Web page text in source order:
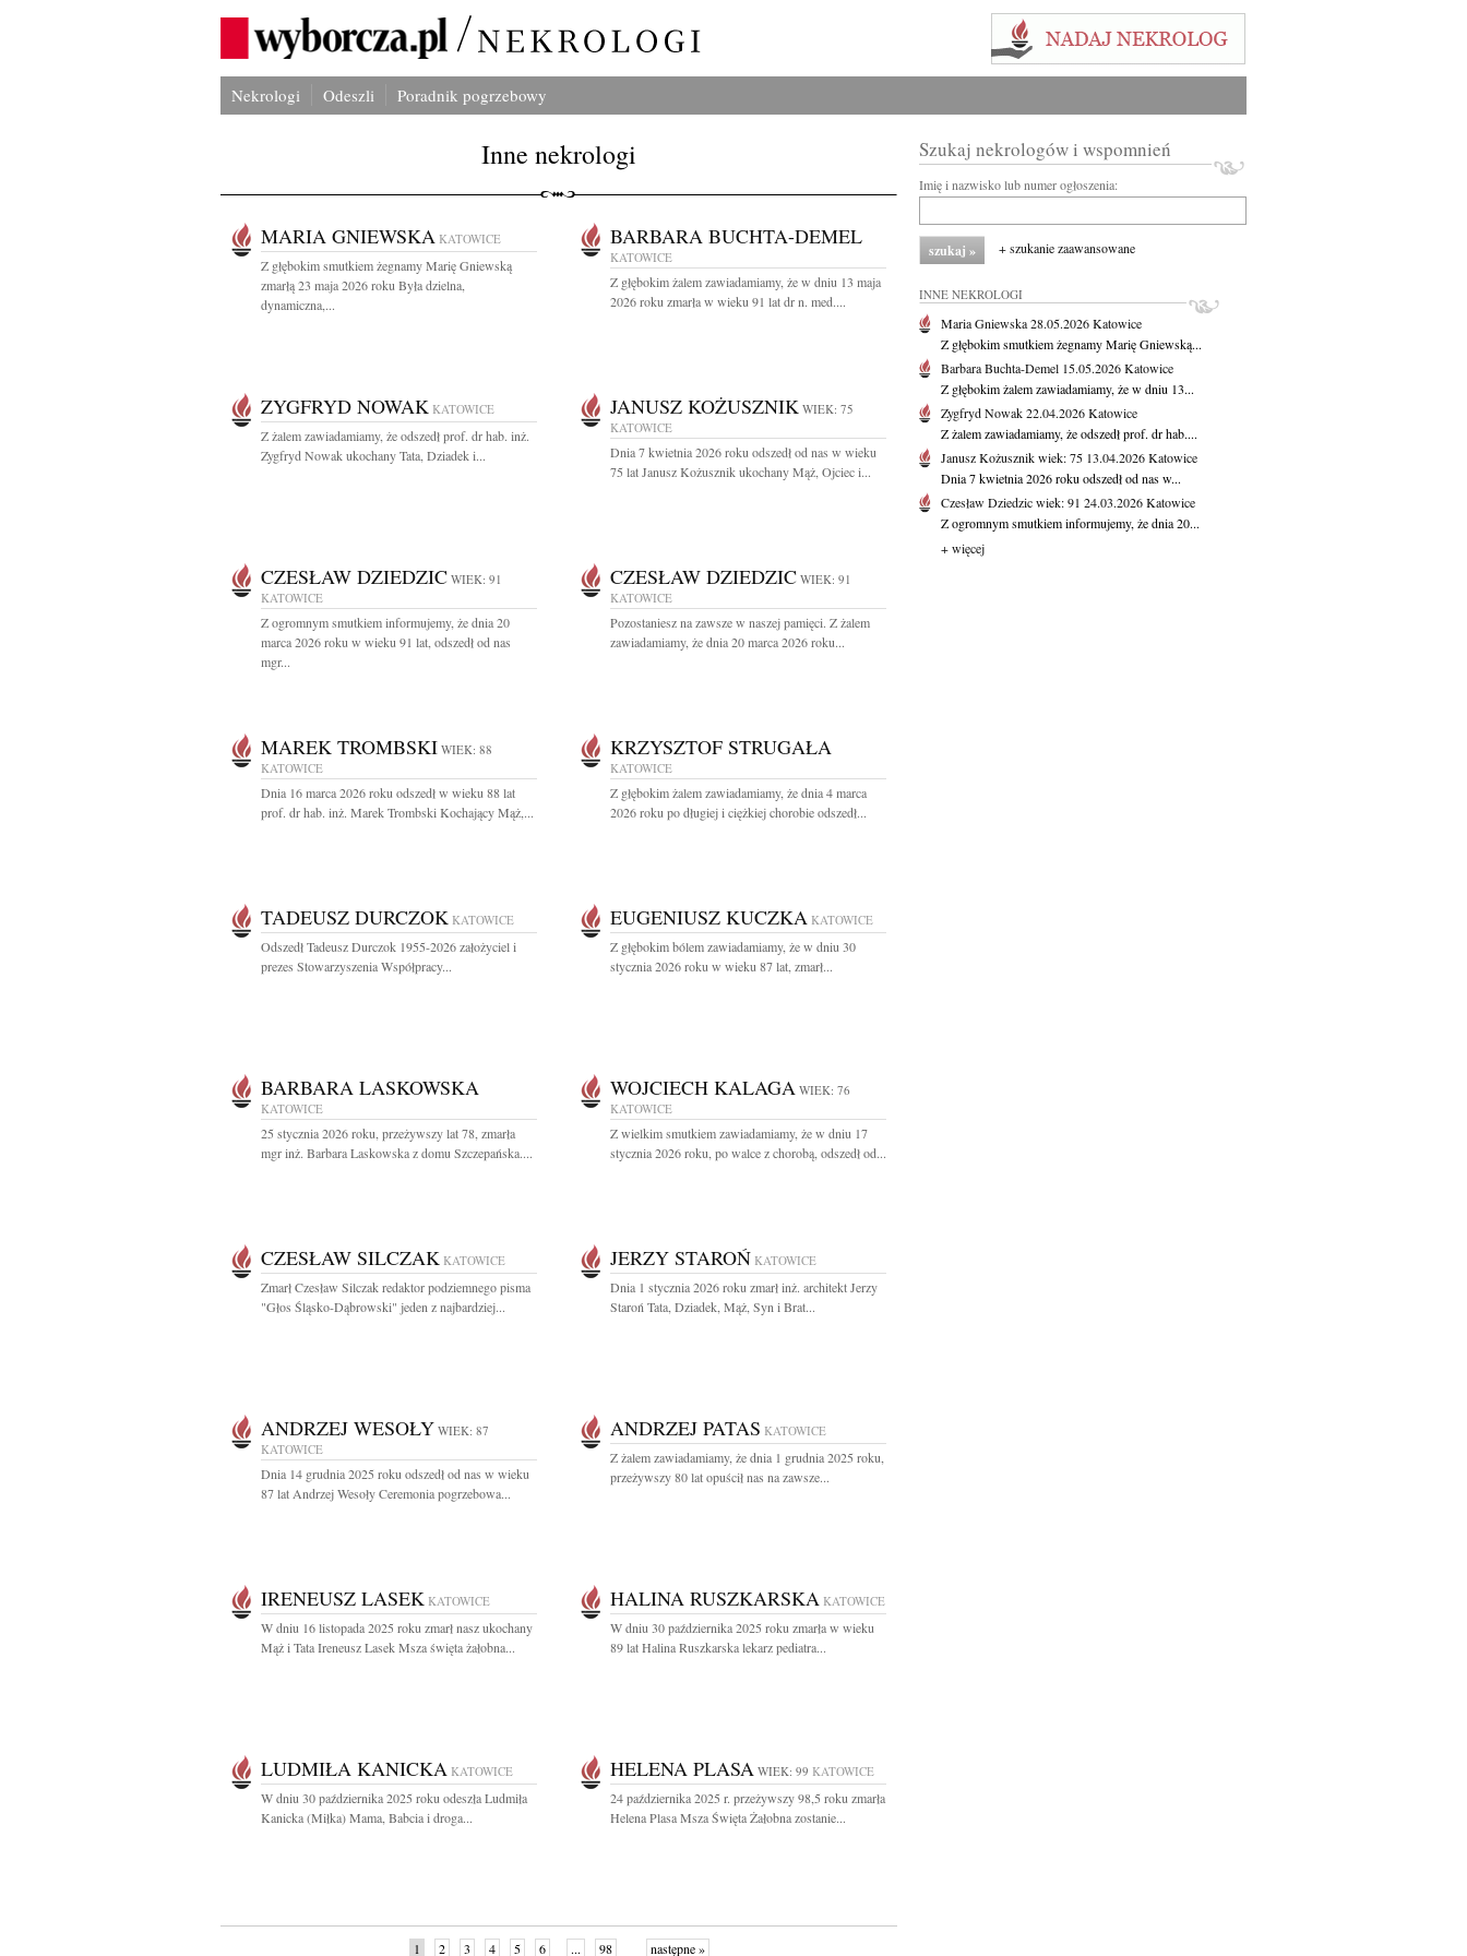
Nekrologi Odeszli Poradnik pogrzebowy
Inne nekrologi
MARIA GNIEWSKA KATOWICE
Z głębokim smutkiem żegnamy Marię Gniewską
zmarłą 23 maja 2026 roku Była dzielna,
dynamiczna,...
BARBARA BUCHTA-DEMEL
KATOWICE
Z głębokim żalem zawiadamiamy, że w dniu 13 maja
2026 roku zmarła w wieku 91 lat dr n. med....
ZYGFRYD NOWAK KATOWICE
Z żalem zawiadamiamy, że odszedł prof. dr hab. inż.
Zygfryd Nowak ukochany Tata, Dziadek i...
JANUSZ KOŻUSZNIK WIEK: 75
KATOWICE
Dnia 7 kwietnia 2026 roku odszedł od nas w wieku
75 lat Janusz Kożusznik ukochany Mąż, Ojciec i...
CZESŁAW DZIEDZIC WIEK: 91
KATOWICE
Z ogromnym smutkiem informujemy, że dnia 20
marca 2026 roku w wieku 91 lat, odszedł od nas
mgr...
CZESŁAW DZIEDZIC WIEK: 91
KATOWICE
Pozostaniesz na zawsze w naszej pamięci. Z żalem
zawiadamiamy, że dnia 20 marca 2026 roku...
MAREK TROMBSKI WIEK: 88
KATOWICE
Dnia 16 marca 2026 roku odszedł w wieku 88 lat
prof. dr hab. inż. Marek Trombski Kochający Mąż,...
KRZYSZTOF STRUGAŁA
KATOWICE
Z głębokim żalem zawiadamiamy, że dnia 4 marca
2026 roku po długiej i ciężkiej chorobie odszedł...
TADEUSZ DURCZOK KATOWICE
Odszedł Tadeusz Durczok 1955-2026 założyciel i
prezes Stowarzyszenia Współpracy...
EUGENIUSZ KUCZKA KATOWICE
Z głębokim bólem zawiadamiamy, że w dniu 30
stycznia 2026 roku w wieku 87 lat, zmarł...
BARBARA LASKOWSKA
KATOWICE
25 stycznia 2026 roku, przeżywszy lat 78, zmarła
mgr inż. Barbara Laskowska z domu Szczepańska....
WOJCIECH KALAGA WIEK: 76
KATOWICE
Z wielkim smutkiem zawiadamiamy, że w dniu 17
stycznia 2026 roku, po walce z chorobą, odszedł od...
CZESŁAW SILCZAK KATOWICE
Zmarł Czesław Silczak redaktor podziemnego pisma
"Głos Śląsko-Dąbrowski" jeden z najbardziej...
JERZY STAROŃ KATOWICE
Dnia 1 stycznia 2026 roku zmarł inż. architekt Jerzy
Staroń Tata, Dziadek, Mąż, Syn i Brat...
ANDRZEJ WESOŁY WIEK: 87
KATOWICE
Dnia 14 grudnia 2025 roku odszedł od nas w wieku
87 lat Andrzej Wesoły Ceremonia pogrzebowa...
ANDRZEJ PATAS KATOWICE
Z żalem zawiadamiamy, że dnia 1 grudnia 2025 roku,
przeżywszy 80 lat opuścił nas na zawsze...
IRENEUSZ LASEK KATOWICE
W dniu 16 listopada 2025 roku zmarł nasz ukochany
Mąż i Tata Ireneusz Lasek Msza święta żałobna...
HALINA RUSZKARSKA KATOWICE
W dniu 30 października 2025 roku zmarła w wieku
89 lat Halina Ruszkarska lekarz pediatra...
LUDMIŁA KANICKA KATOWICE
W dniu 30 października 2025 roku odeszła Ludmiła
Kanicka (Miłka) Mama, Babcia i droga...
HELENA PLASA WIEK: 99 KATOWICE
24 października 2025 r. przeżywszy 98,5 roku zmarła
Helena Plasa Msza Święta Żałobna zostanie...
1 2 3 4 5 6 ... 98 następne »
Szukaj nekrologów i wspomnień
Imię i nazwisko lub numer ogłoszenia:
+ szukanie zaawansowane
INNE NEKROLOGI
Maria Gniewska28.05.2026Katowice
Z głębokim smutkiem żegnamy Marię Gniewską...
Barbara Buchta-Demel 15.05.2026Katowice
Z głębokim żalem zawiadamiamy, że w dniu 13...
Zygfryd Nowak22.04.2026Katowice
Z żalem zawiadamiamy, że odszedł prof. dr hab....
Janusz Kożusznikwiek: 75 13.04.2026Katowice
Dnia 7 kwietnia 2026 roku odszedł od nas w...
Czesław Dziedzicwiek: 91 24.03.2026Katowice
Z ogromnym smutkiem informujemy, że dnia 20...
+ więcej